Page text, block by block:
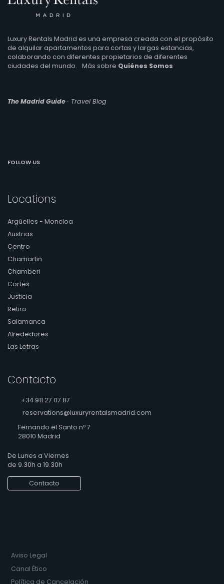
Luxury Rentals Madrid es una empresa creada con el propósito
de alquilar apartamentos para cortas y largas estancias,
colaborando con diferentes propietarios de diferentes
ciudades del mundo.
Más sobre Quiénes Somos
The Madrid Guide · Travel Blog
FOLLOW US
Locations
Argüelles - Moncloa
Austrias
Centro
Chamartin
Chamberi
Cortes
Justicia
Retiro
Salamanca
Alrededores
Las Letras
Contacto
+34 911 27 07 87
reservations@luxuryrentalsmadrid.com
Fernando el Santo nº 7
28010 Madrid
De Lunes a Viernes
de 9.30h a 19.30h
Contacto
Aviso Legal
Canal Ético
Política de Cancelación